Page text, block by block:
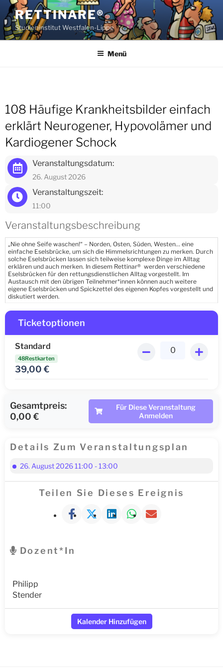
Zum
Inhalt
springen
RETTINARE®
Studieninstitut Westfalen-Lippe
Menü
108 Häufige Krankheitsbilder einfach
erklärt Neurogener, Hypovolämer und
Kardiogener Schock
Veranstaltungsdatum:
26. August 2026
Veranstaltungszeit:
11:00
Veranstaltungsbeschreibung
„Nie ohne Seife waschen!“ – Norden, Osten, Süden, Westen… eine
einfache Eselsbrücke, um sich die Himmelsrichtungen zu merken. Durch
solche Eselsbrücken lassen sich teilweise komplexe Dinge im Alltag
erklären und auch merken. In diesem Rettinar® werden verschiedene
Eselsbrücken für den rettungsdienstlichen Alltag vorgestellt. Im
Austausch mit den übrigen Teilnehmer*innen können auch weitere
eigene Eselsbrücken und Spickzettel des eigenen Kopfes vorgestellt und
diskutiert werden.
Ticketoptionen
Standard
48Restkarten
39,00 €
Gesamtpreis:
0,00 €
Für Diese Veranstaltung
Anmelden
Details Zum Veranstaltungsplan
26. August 2026 11:00 - 13:00
Teilen Sie Dieses Ereignis
Dozent*in
Philipp
Stender
Kalender Hinzufügen